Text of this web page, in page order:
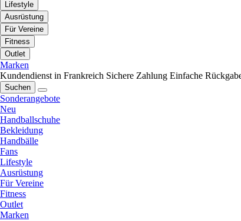
Lifestyle
Ausrüstung
Für Vereine
Fitness
Outlet
Marken
Kundendienst in Frankreich Sichere Zahlung Einfache
Suchen
Sonderangebote
Neu
Handballschuhe
Bekleidung
Handbälle
Fans
Lifestyle
Ausrüstung
Für Vereine
Fitness
Outlet
Marken